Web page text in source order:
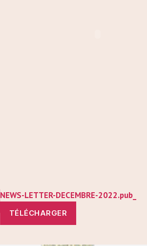
NEWS-LETTER-DECEMBRE-2022.pub_
TÉLÉCHARGER